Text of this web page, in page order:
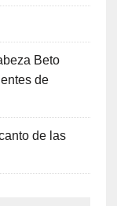
Beto
de
de las